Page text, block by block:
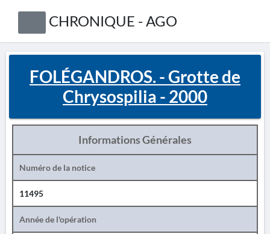
CHRONIQUE - AGO
FOLÉGANDROS. - Grotte de
Chrysospilia - 2000
Informations Générales
Numéro de la notice
11495
Année de l'opération